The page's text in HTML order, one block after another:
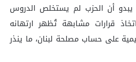
يبدو أن الحزب لم يستخلص الدروس
قرارات مشابهة تُظهر ارتهانه
على حساب مصلحة لبنان، ما ينذر